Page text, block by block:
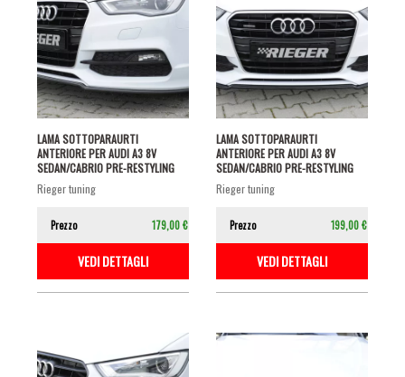
LAMA SOTTOPARAURTI
ANTERIORE PER AUDI A3 8V
SEDAN/CABRIO PRE-RESTYLING
CON S-LINE NERO...
rieger tuning
Prezzo 179,00 €
VEDI DETTAGLI
LAMA SOTTOPARAURTI
ANTERIORE PER AUDI A3 8V
SEDAN/CABRIO PRE-RESTYLING
CON S-LINE NERO...
rieger tuning
Prezzo 199,00 €
VEDI DETTAGLI